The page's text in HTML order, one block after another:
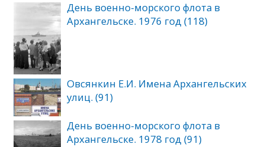
День военно-морского флота в
Архангельске. 1976 год (118)
Овсянкин Е.И. Имена Архангельских
улиц. (91)
День военно-морского флота в
Архангельске. 1978 год (91)